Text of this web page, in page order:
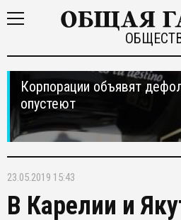
Корпорации объявят
опустеют
23.05.2019 15:43
В Карелии и